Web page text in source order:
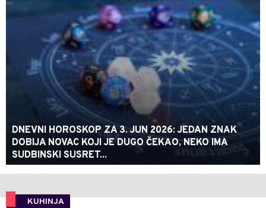
DNEVNI HOROSKOP ZA 3. JUN 2026: JEDAN ZNAK
DOBIJA NOVAC KOJI JE DUGO ČEKAO, NEKO IMA
SUDBINSKI SUSRET...
KUHINJA